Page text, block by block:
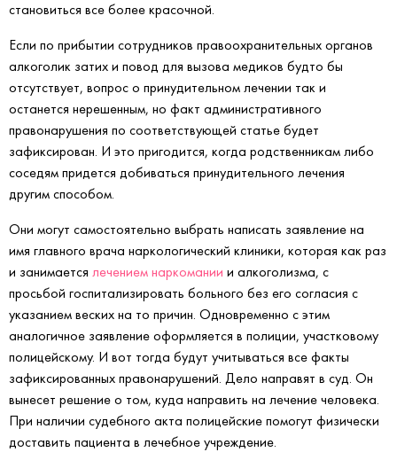
становиться все более красочной.
Если по прибытии сотрудников правоохранительных органов
алкоголик затих и повод для вызова медиков будто бы
отсутствует, вопрос о принудительном лечении так и
останется нерешенным, но факт административного
правонарушения по соответствующей статье будет
зафиксирован. И это пригодится, когда родственникам либо
соседям придется добиваться принудительного лечения
другим способом.
Они могут самостоятельно выбрать написать заявление на
имя главного врача наркологический клиники, которая как раз
и занимается лечением наркомании и алкоголизма, с
просьбой госпитализировать больного без его согласия с
указанием веских на то причин. Одновременно с этим
аналогичное заявление оформляется в полиции, участковому
полицейскому. И вот тогда будут учитываться все факты
зафиксированных правонарушений. Дело направят в суд. Он
вынесет решение о том, куда направить на лечение человека.
При наличии судебного акта полицейские помогут физически
доставить пациента в лечебное учреждение.